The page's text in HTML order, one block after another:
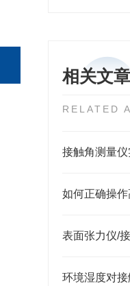
相关文章
RELATED
表面张力仪/